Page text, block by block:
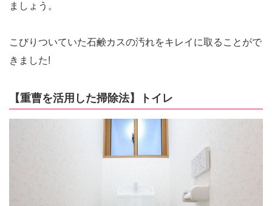
ましょう。
こびりついていた石鹸カスの汚れをキレイに取ることがで
きました!
【重曹を活用した掃除法】トイレ